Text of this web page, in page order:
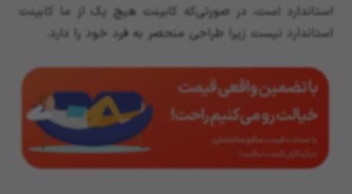
استاندارد است، در صورتی‌که کابینت هیچ یک از ما کابینت
استاندارد نیست زیرا طراحی منحصر به فرد خود را دارد.